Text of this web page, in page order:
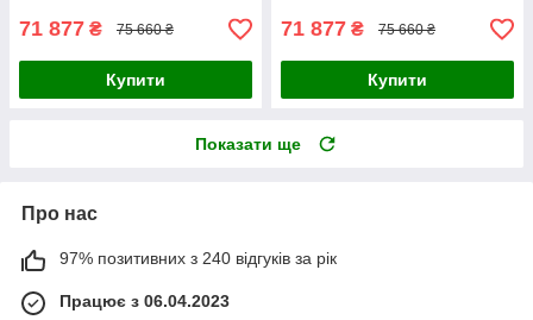
71 877 ₴ 75 660 ₴
Купити
71 877 ₴ 75 660 ₴
Купити
Показати ще
Про нас
97% позитивних з 240 відгуків за рік
Працює з 06.04.2023